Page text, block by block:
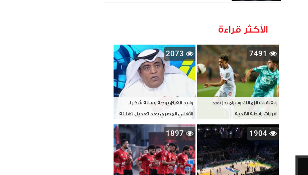
الأكثر قراءة
7491
إيقافات الزمالك وبيراميدز بعد
قرارات رابطة الأندية
2073
وليد الفراج يوجه رسالة شكر لـ
الأهلي المصري بعد تعديل تهنئة
بطل آسيا
1904
1897